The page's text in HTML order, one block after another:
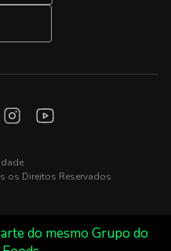
os Direitos Reservados
do mesmo Grupo do